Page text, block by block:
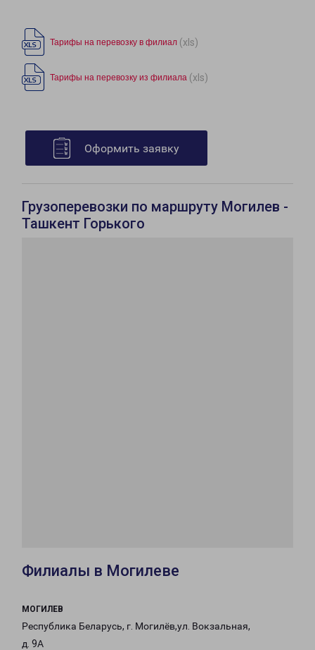
Тарифы на перевозку в филиал (xls)
Тарифы на перевозку из филиала (xls)
Оформить заявку
Грузоперевозки по маршруту Могилев -
Ташкент Горького
Филиалы в Могилеве
МОГИЛЕВ
Республика Беларусь, г. Могилёв,ул. Вокзальная,
д. 9А